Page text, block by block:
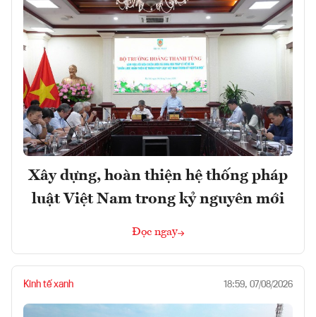
Xây dựng, hoàn thiện hệ thống pháp
luật Việt Nam trong kỷ nguyên mới
Đọc ngay
Kinh tế xanh 18:59, 07/08/2026